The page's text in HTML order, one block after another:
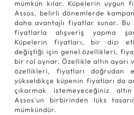
mümkün kılar. Küpelerin uygun
Assos, belirli dönemlerde
daha avantajlı fiyatlar sunar. Bu
fiyatlarla alışveriş yapma
Küpelerin fiyatları, bir dizi
değiştiği için genel özellikleri,
bir rol oynar. Özellikle altın ayarı
özellikleri, fiyatları doğrudan
yükseldikçe küpenin fiyatları da
çıkarmak istemeyeceğiniz
Assos'un birbirinden lüks
mümkündür.